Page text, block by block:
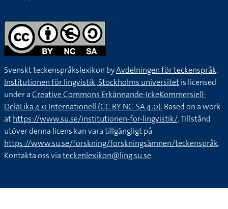
Svenskt teckenspråkslexikon byAvdelningen för teckenspråk,
Institutionen för lingvistik, Stockholms universitetis licensed
under aCreative Commons Erkännande-IckeKommersiell-
DelaLika 4.0 Internationell (CC BY-NC-SA 4.0).Based on a work
athttps://www.su.se/institutionen-for-lingvistik/. Tillstånd
utöver denna licens kan vara tillgängligt på
https://www.su.se/forskning/forskningsämnen/teckenspråk.
Kontakta oss viateckenlexikon@ling.su.se.